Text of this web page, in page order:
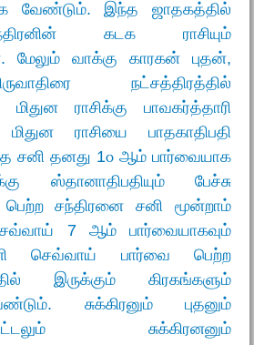
வேண்டும். இந்த ஜாதகத்தில்
கடக ராசியும்
மேலும் வாக்கு காரகன் புதன்,
நட்சத்திரத்தில்
மிதுன ராசிக்கு பாவகர்த்தாரி
ராசியை பாதகாதிபதி
சனி தனது 1௦ ஆம் பார்வையாக
ஸ்தானாதிபதியும் பேச்சு
சந்திரனை சனி மூன்றாம்
7 ஆம் பார்வையாகவும்
செவ்வாய் பார்வை பெற்ற
இருக்கும் கிரகங்களும்
சுக்கிரனும் புதனும்
சுக்கிரனனும்